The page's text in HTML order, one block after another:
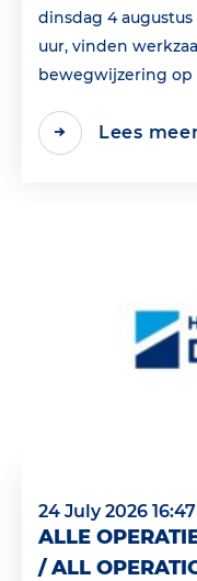
dinsdag 4 augustus
uur, vinden
bewegwijzering op
Lees
24 July 2026 16:47
ALLE
/ ALL